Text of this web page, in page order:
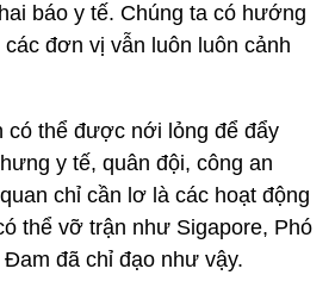
báo y tế. Chúng ta có hướng
đơn vị vẫn luôn luôn cảnh
có thể được nới lỏng để đẩy
y tế, quân đội, công an
chỉ cần lơ là các hoạt động
thể vỡ trận như Sigapore, Phó
đã chỉ đạo như vậy.